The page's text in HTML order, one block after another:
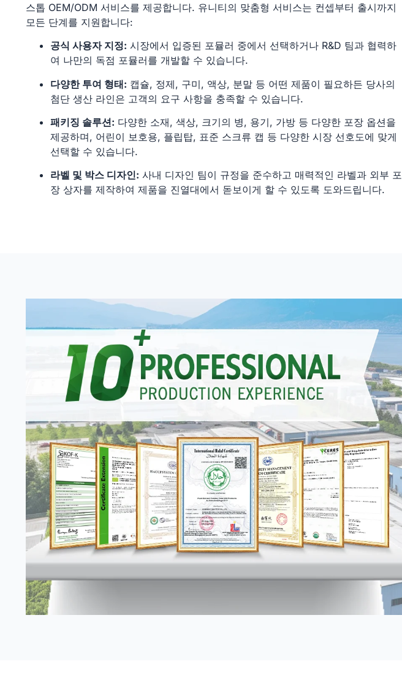
스톱 OEM/ODM 서비스를 제공합니다. 유니티의 맞춤형 서비스는 컨셉부터 출시까지
모든 단계를 지원합니다:
공식 사용자 지정: 시장에서 입증된 포뮬러 중에서 선택하거나 R&D 팀과 협력하
여 나만의 독점 포뮬러를 개발할 수 있습니다.
다양한 투여 형태: 캡슐, 정제, 구미, 액상, 분말 등 어떤 제품이 필요하든 당사의
첨단 생산 라인은 고객의 요구 사항을 충족할 수 있습니다.
패키징 솔루션: 다양한 소재, 색상, 크기의 병, 용기, 가방 등 다양한 포장 옵션을
제공하며, 어린이 보호용, 플립탑, 표준 스크류 캡 등 다양한 시장 선호도에 맞게
선택할 수 있습니다.
라벨 및 박스 디자인: 사내 디자인 팀이 규정을 준수하고 매력적인 라벨과 외부 포
장 상자를 제작하여 제품을 진열대에서 돋보이게 할 수 있도록 도와드립니다.